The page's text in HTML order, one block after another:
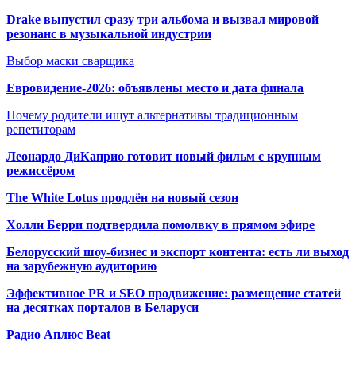
Drake выпустил сразу три альбома и вызвал мировой
резонанс в музыкальной индустрии
Выбор маски сварщика
Евровидение-2026: объявлены место и дата финала
Почему родители ищут альтернативы традиционным
репетиторам
Леонардо ДиКаприо готовит новый фильм с крупным
режиссёром
The White Lotus продлён на новый сезон
Холли Берри подтвердила помолвку в прямом эфире
Белорусский шоу-бизнес и экспорт контента: есть ли выход
на зарубежную аудиторию
Эффективное PR и SEO продвижение: размещение статей
на десятках порталов в Беларуси
Радио Аплюс Beat